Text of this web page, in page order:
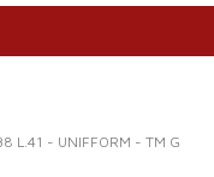
L.41 - UNIFFORM - TM G